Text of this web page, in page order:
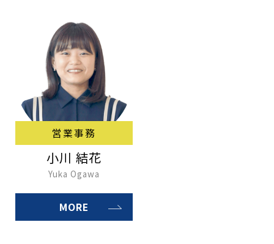
営業事務
小川 結花
Yuka Ogawa
MORE